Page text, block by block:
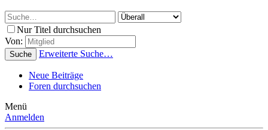
Nur Titel durchsuchen
Von:
Suche Erweiterte Suche…
Neue Beiträge
Foren durchsuchen
Menü
Anmelden